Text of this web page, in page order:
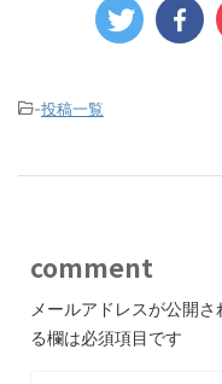
-投稿一覧
comment
メールアドレスが公開さ
る欄は必須項目です